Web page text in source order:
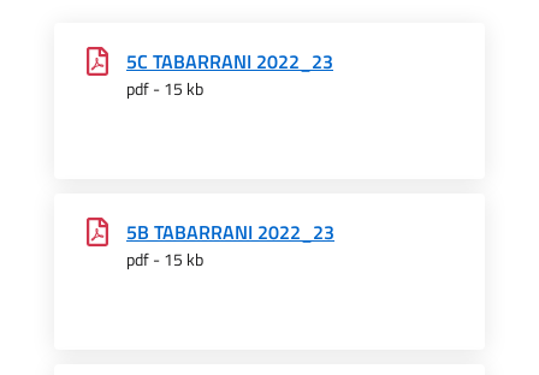
5C TABARRANI 2022_23
pdf - 15 kb
5B TABARRANI 2022_23
pdf - 15 kb